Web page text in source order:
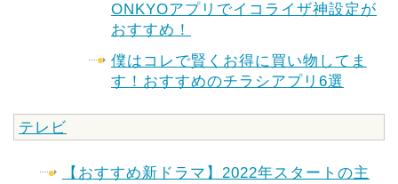
ONKYOアプリでイコライザ神設定が
おすすめ！
僕はコレで賢くお得に買い物してま
す！おすすめのチラシアプリ6選
テレビ
【おすすめ新ドラマ】2022年スタートの主